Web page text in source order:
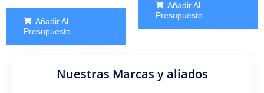
Añadir Al
Presupuesto
Añadir Al
Presupuesto
Nuestras Marcas y aliados